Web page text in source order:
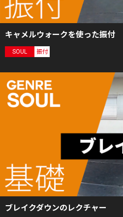
キャメルウォークを使った振付
SOUL 振付
ブレイクダウンのレクチャー